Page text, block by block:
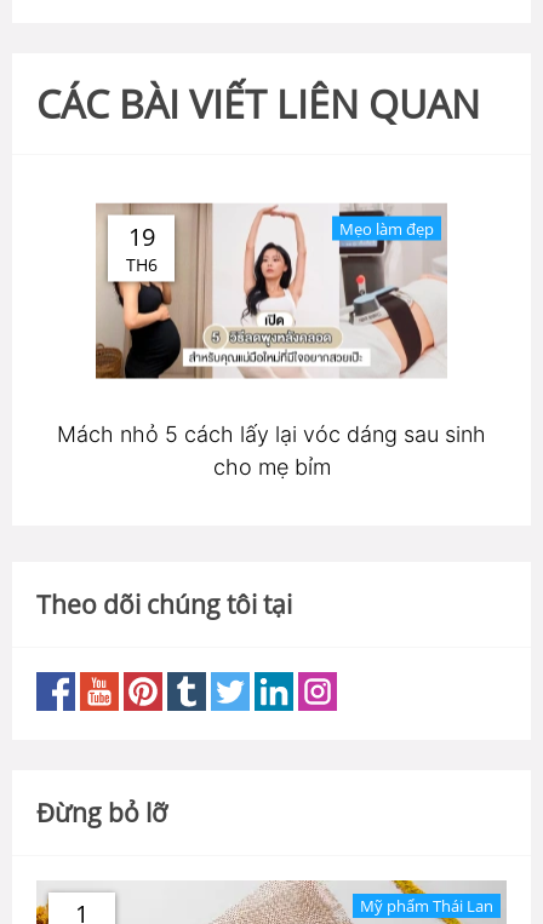
CÁC BÀI VIẾT LIÊN QUAN
19
TH6
Mẹo làm đẹp
Mách nhỏ 5 cách lấy lại vóc dáng sau sinh
cho mẹ bỉm
Theo dõi chúng tôi tại
Đừng bỏ lỡ
1 Mỹ phẩm Thái Lan